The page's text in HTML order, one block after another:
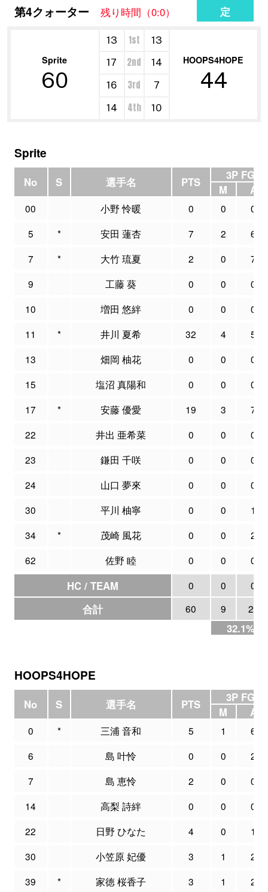
第4クォーター 残り時間（0:0）
定
Sprite
60
13 1st
13
HOOPS4HOPE
44
17 2nd
14
16
3rd
7
14
4th 10
Sprite
No S 選手名 PTS
3P FG
M
A
00 小野 怜暖 0 0
0
5
* 安田 蓮杏 7 2
6
7
* 大竹 琉夏 2 0
7
9
工藤 葵 0 0
0
10
増田 悠絆 0 0
0
11
* 井川 夏希 32 4
5
13
畑岡 柚花 0 0
0
15
塩沼 真陽和 0 0
0
17
* 安藤 優愛 19 3
7
22
井出 亜希菜 0 0
0
23
鎌田 千咲 0 0
0
24
山口 夢來 0 0
0
30
平川 柚寧 0 0
1
34
* 茂崎 風花 0 0
2
62
佐野 睦 0 0 0
HC / TEAM 0 0 0
合計 60 9 28
32.1%
HOOPS4HOPE
No S 選手名 PTS
3P FG
M
A
0 * 三浦 音和 5 1
6
6
島 叶怜 0 0
2
7
島 恵怜 2 0
0
14
高梨 詩絆 0 0
0
22
日野 ひなた 4 0
1
30
小笠原 妃優 3 1
2
39
* 家徳 桜香子 3 1 2